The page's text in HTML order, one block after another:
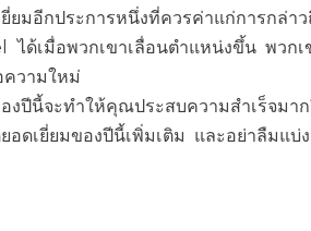
มอีกประการหนึ่งที่ควรค่าแก่การกล่า
ด้เมื่อพวกเขาเลื่อนตำแหน่งขึ้น พวกเ
วามใหม่
องปีนี้จะทำให้คุณประสบความสำเร็จม
อดเยี่ยมของปีนี้เพิ่มเติม และอย่าลืมแบ่